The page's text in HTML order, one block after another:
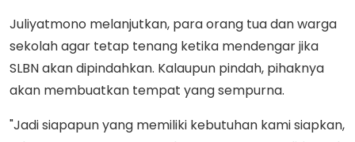
Juliyatmono melanjutkan, para orang tua dan warga
sekolah agar tetap tenang ketika mendengar jika
SLBN akan dipindahkan. Kalaupun pindah, pihaknya
akan membuatkan tempat yang sempurna.
"Jadi siapapun yang memiliki kebutuhan kami siapkan,